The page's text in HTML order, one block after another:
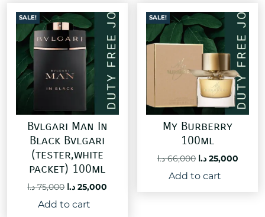
SALE!
Bvlgari Man In
Black Bvlgari
(tester,white
packet) 100ml
75,000 د.ا
Original
price
was:
25,000 د.ا
Add to cart
SALE!
My Burberry
100ml
66,000 د.ا
Original
price
was:
25,000 د.ا
Add to cart